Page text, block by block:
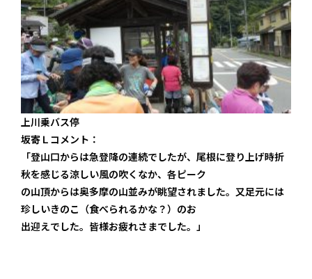
上川乗バス停
坂寄Ｌコメント：
「登山口からは急登降の連続でしたが、尾根に登り上げ時折
秋を感じる涼しい風の吹くなか、各ピーク
の山頂からは奥多摩の山並みが眺望されました。又足元には
珍しいきのこ（食べられるかな？）のお
出迎えでした。皆様お疲れさまでした。」